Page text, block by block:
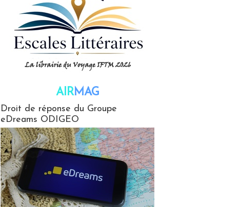
AIRMAG
Droit de réponse du Groupe
eDreams ODIGEO